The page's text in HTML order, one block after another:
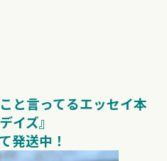
と言ってるエッセイ本
イズ』
発送中！